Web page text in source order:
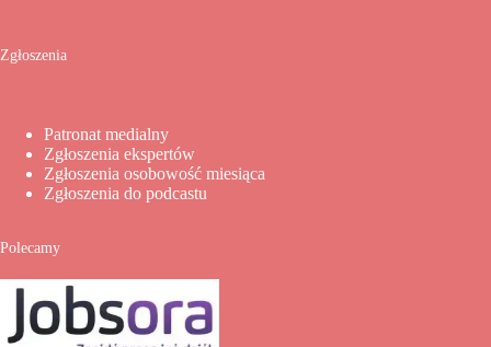
Zgłoszenia
Patronat medialny
Zgłoszenia ekspertów
Zgłoszenia osobowość miesiąca
Zgłoszenia do podcastu
Polecamy